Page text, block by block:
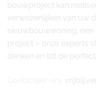
bouwproject kan
verwezenlijken van uw
nieuwbouwwoning,
project – onze experts
denken en tot de
Contacteer ons